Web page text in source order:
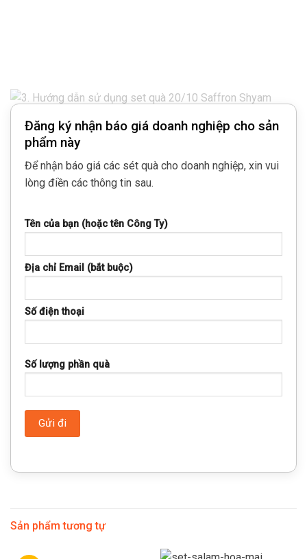
Đăng ký nhận báo giá doanh nghiệp cho sản
phẩm này
Để nhận báo giá các sét quà cho doanh nghiệp, xin vui
lòng điền các thông tin sau.
Tên của bạn (hoặc tên Công Ty)
Địa chỉ Email (bắt buộc)
Số điện thoại
Số lượng phần quà
Sản phẩm tương tự